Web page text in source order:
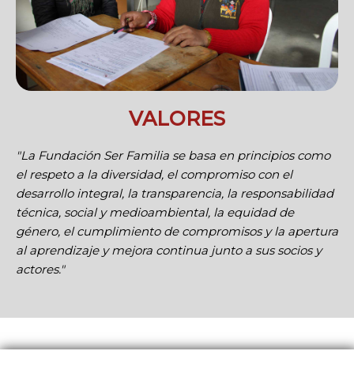
VALORES
"La Fundación Ser Familia se basa en principios como
el respeto a la diversidad, el compromiso con el
desarrollo integral, la transparencia, la responsabilidad
técnica, social y medioambiental, la equidad de
género, el cumplimiento de compromisos y la apertura
al aprendizaje y mejora continua junto a sus socios y
actores."